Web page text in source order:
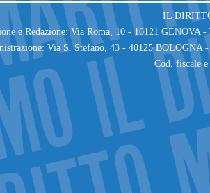
IL
e Redazione: Via Roma, 10 - 16121
Via S. Stefano, 43 - 40125
Cod. fiscale